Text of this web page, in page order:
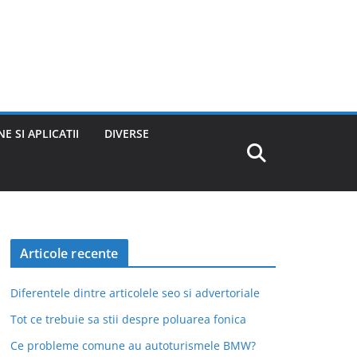
SI APLICATII DIVERSE
Articole recente
Diferentele dintre articolele seo si advertoriale
Tot ce trebuie sa stii despre poluarea fonica
Ce probleme comune au autoturismele BMW?